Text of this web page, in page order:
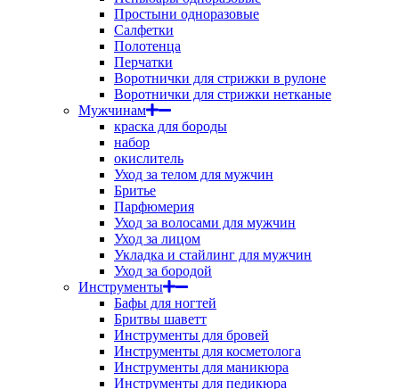
Простыни одноразовые
Салфетки
Полотенца
Перчатки
Воротнички для стрижки в рулоне
Воротнички для стрижки нетканые
Мужчинам
краска для бороды
набор
окислитель
Уход за телом для мужчин
Бритье
Парфюмерия
Уход за волосами для мужчин
Уход за лицом
Укладка и стайлинг для мужчин
Уход за бородой
Инструменты
Бафы для ногтей
Бритвы шаветт
Инструменты для бровей
Инструменты для косметолога
Инструменты для маникюра
Инструменты для педикюра